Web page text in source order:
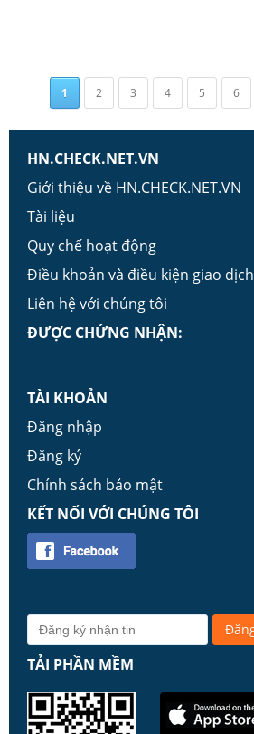
1 2 3 4 5 6
HN.CHECK.NET.VN
Giới thiệu về HN.CHECK.NET.VN
Tài liệu
Quy chế hoạt động
Điều khoản và điều kiện giao dịch
Liên hệ với chúng tôi
ĐƯỢC CHỨNG NHẬN:
TÀI KHOẢN
Đăng nhập
Đăng ký
Chính sách bảo mật
KẾT NỐI VỚI CHÚNG TÔI
TẢI PHẦN MỀM